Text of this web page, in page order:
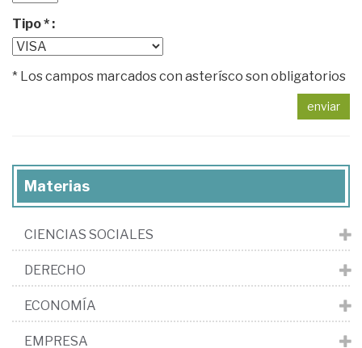
Tipo * :
* Los campos marcados con asterísco son obligatorios
enviar
Materias
CIENCIAS SOCIALES
DERECHO
ECONOMÍA
EMPRESA